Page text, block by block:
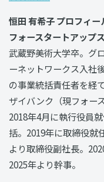
恒田 有希子 プロフィー
フォースタートアップ
武蔵野美術大学卒。グ
ーネットワークス入社
の事業統括責任者を経
ザイバンク（現フォー
2018年4月に執行役員
括。2019年に取締役就
より取締役副社長。
2025年より幹事。